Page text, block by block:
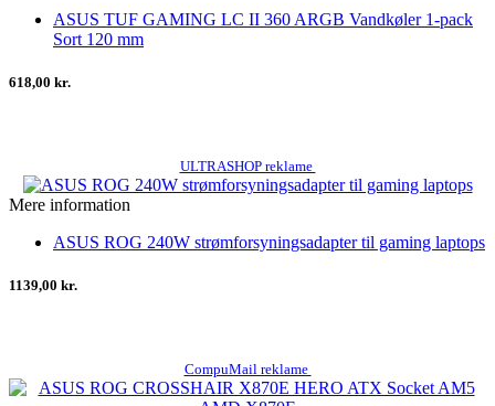
ASUS TUF GAMING LC II 360 ARGB Vandkøler 1-pack
Sort 120 mm
618,00 kr.
ULTRASHOP reklame
Mere information
ASUS ROG 240W strømforsyningsadapter til gaming laptops
1139,00 kr.
CompuMail reklame